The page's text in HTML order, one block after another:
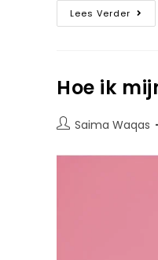
Lees Verder
Hoe ik
Saima Waqas